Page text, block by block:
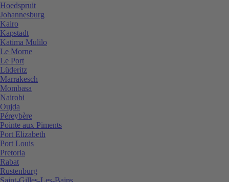
Hoedspruit
Johannesburg
Kairo
Kapstadt
Katima Mulilo
Le Morne
Le Port
Lüderitz
Marrakesch
Mombasa
Nairobi
Oujda
Péreybère
Pointe aux Piments
Port Elizabeth
Port Louis
Pretoria
Rabat
Rustenburg
Saint-Gilles-Les-Bains